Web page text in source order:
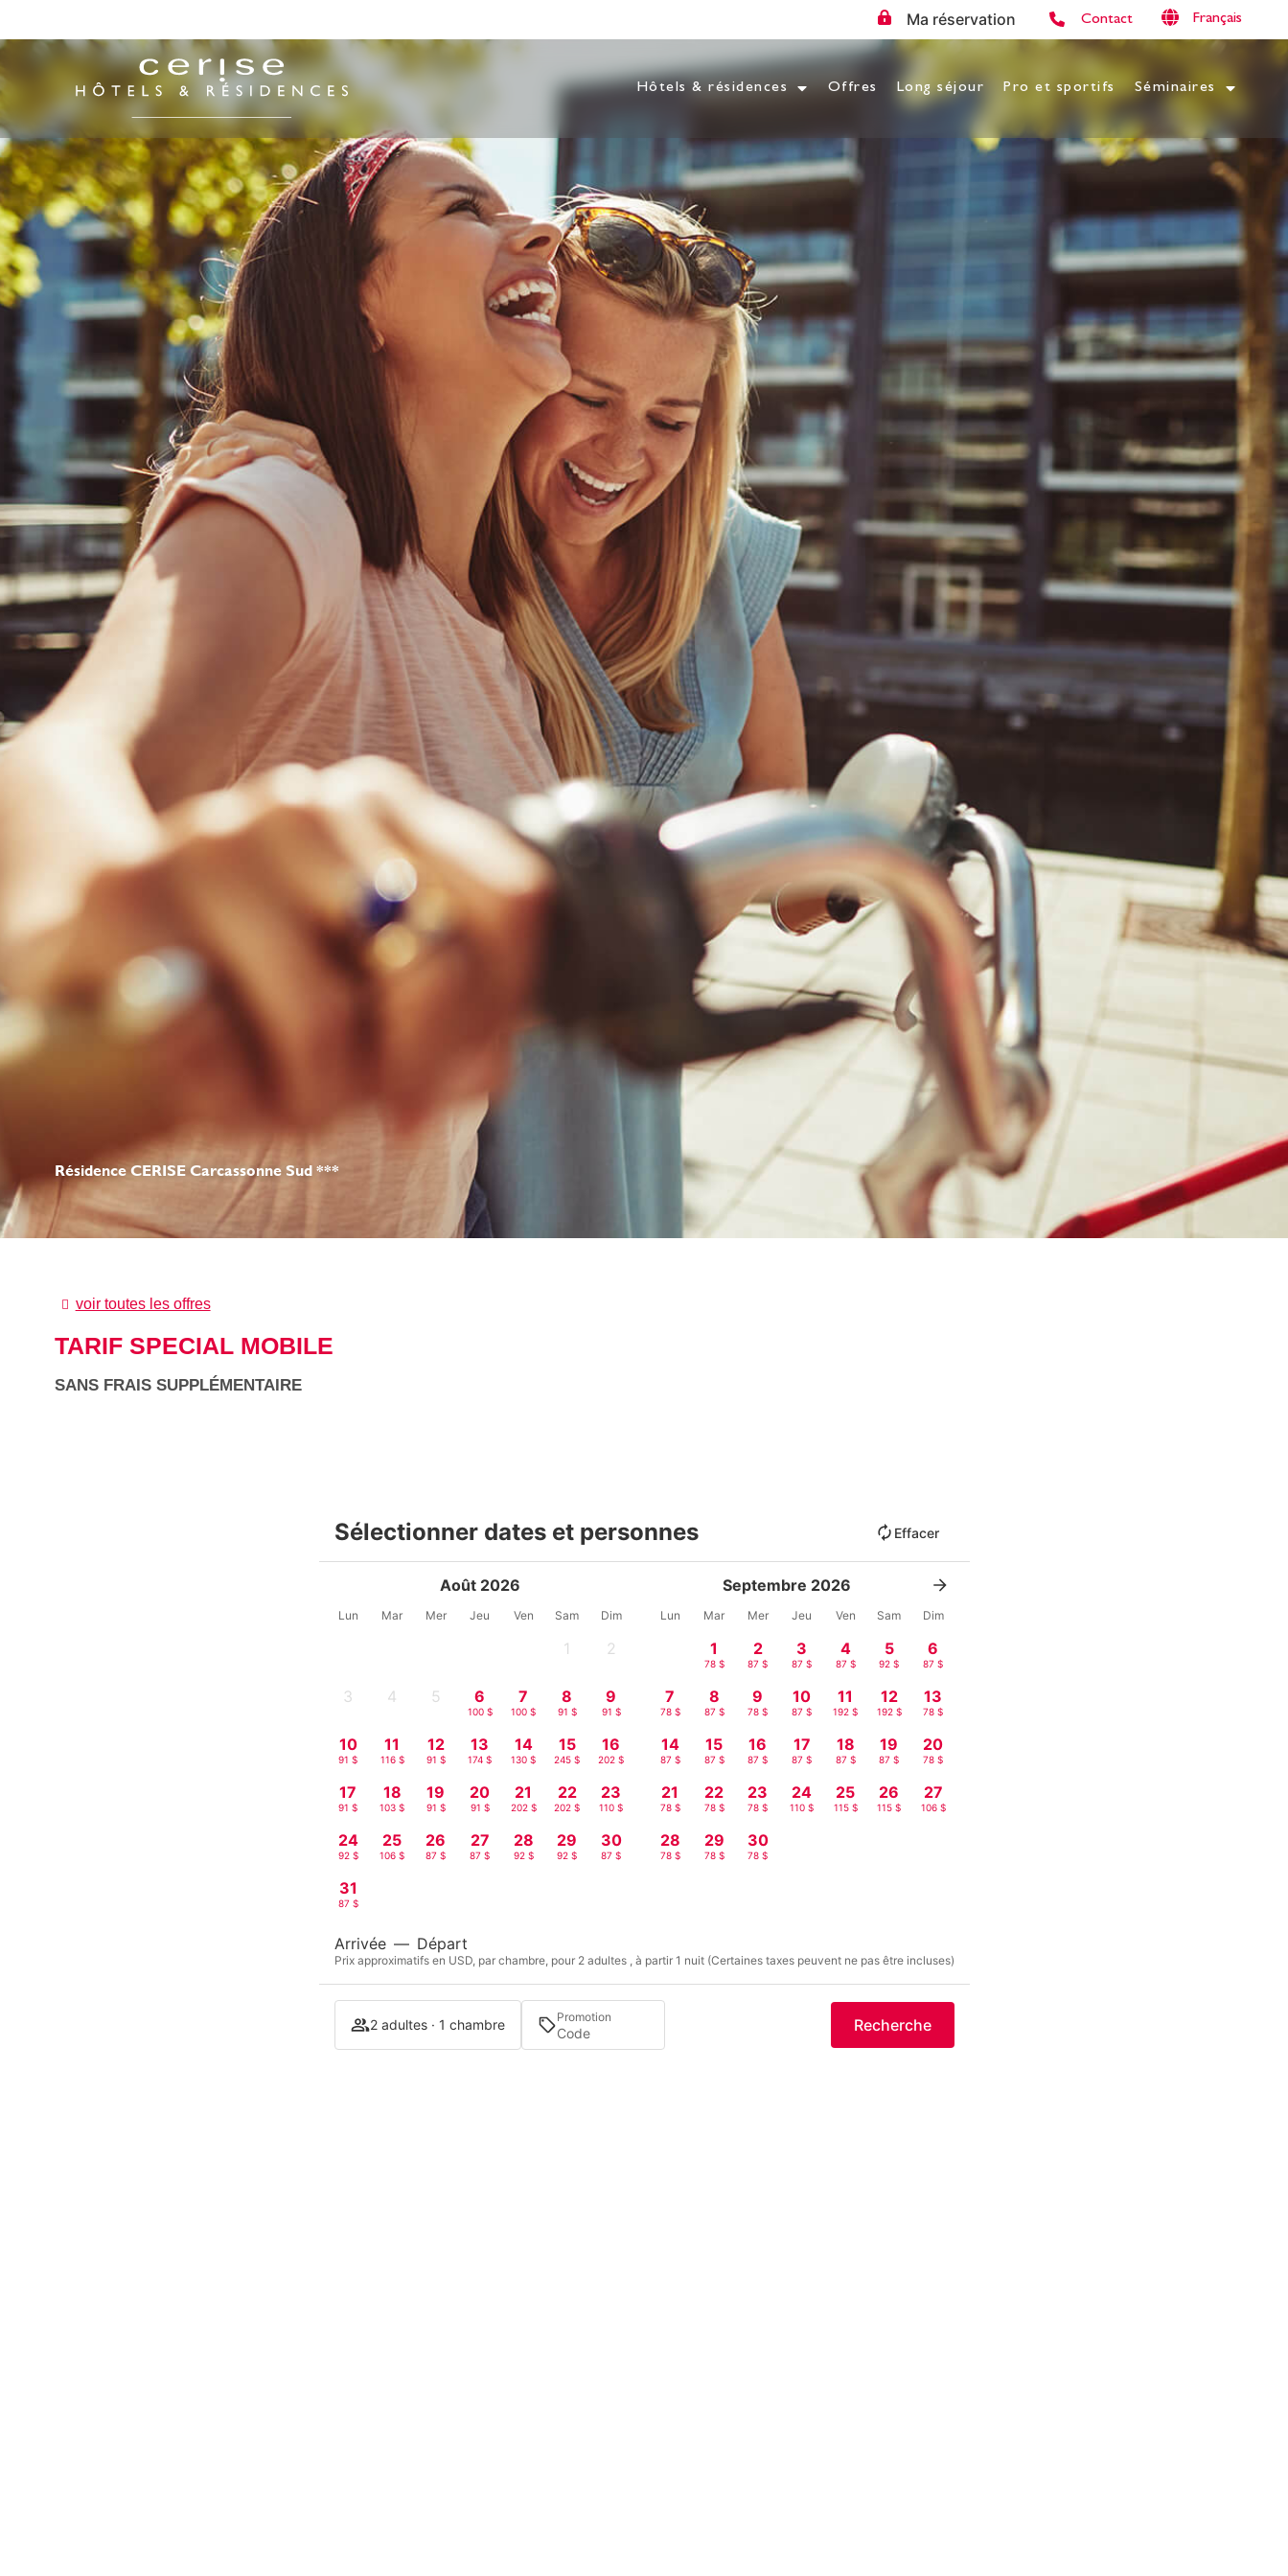
Ma réservation Contact Français
Hôtels & résidences Offres Long séjour Pro et sportifs Séminaires
Résidence CERISE Carcassonne Sud ***
voir toutes les offres
TARIF SPECIAL MOBILE
SANS FRAIS SUPPLÉMENTAIRE
Sélectionner dates et personnes Effacer
Août 2026
Lun Mar Mer Jeu Ven Sam Dim
1 2
3 4 5 6
100 $
7
100 $
8
91 $
9
91 $
10
91 $
11
116 $
12
91 $
13
174 $
14
130 $
15
245 $
16
202 $
17
91 $
18
103 $
19
91 $
20
91 $
21
202 $
22
202 $
23
110 $
24
92 $
25
106 $
26
87 $
27
87 $
28
92 $
29
92 $
30
87 $
31
87 $
Septembre 2026
Lun Mar Mer Jeu Ven Sam Dim
1
78 $
2
87 $
3
87 $
4
87 $
5
92 $
6
87 $
7
78 $
8
87 $
9
78 $
10
87 $
11
192 $
12
192 $
13
78 $
14
87 $
15
87 $
16
87 $
17
87 $
18
87 $
19
87 $
20
78 $
21
78 $
22
78 $
23
78 $
24
110 $
25
115 $
26
115 $
27
106 $
28
78 $
29
78 $
30
78 $
Arrivée — Départ
Prix approximatifs en USD, par chambre, pour 2 adultes , à partir 1 nuit (Certaines taxes peuvent ne pas être incluses)
2 adultes · 1 chambre Promotion Recherche